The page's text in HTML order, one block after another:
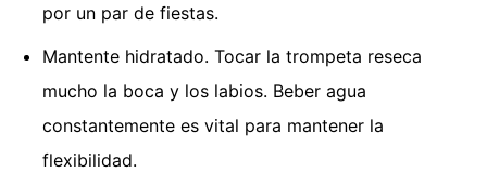
por un par de fiestas.
Mantente hidratado. Tocar la trompeta reseca
mucho la boca y los labios. Beber agua
constantemente es vital para mantener la
flexibilidad.